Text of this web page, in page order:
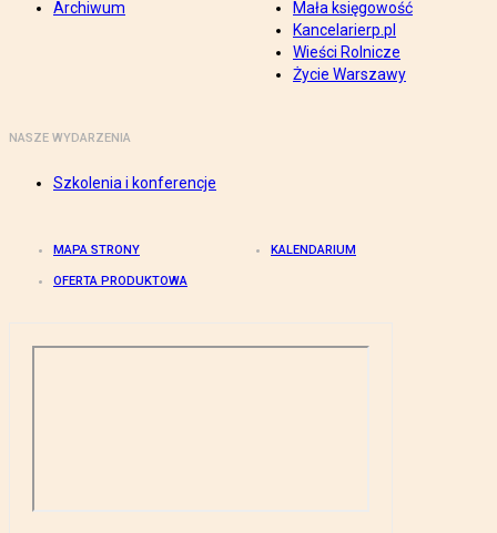
Archiwum
Mała księgowość
Kancelarierp.pl
Wieści Rolnicze
Życie Warszawy
NASZE WYDARZENIA
Szkolenia i konferencje
MAPA STRONY KALENDARIUM
OFERTA PRODUKTOWA